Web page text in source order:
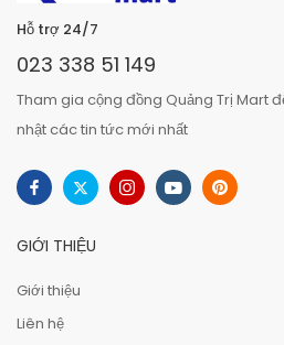
Hỗ trợ 24/7
023 338 51 149
Tham gia cộng đồng Quảng Trị Mart
nhật các tin tức mới nhất
GIỚI THIỆU
Giới thiệu
Liên hệ